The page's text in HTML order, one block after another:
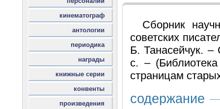
Сборник
советских
Б. Танасейчук.
с. –
страницам
содержание